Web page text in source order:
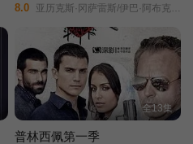
8.0 亚历克斯·冈萨雷斯/伊巴·阿布克/何塞·科罗纳多/鲁本·科尔达达/斯塔尼·科佩/波·杜拉/赫苏斯·卡斯特罗/
全13集
普林西佩第一季